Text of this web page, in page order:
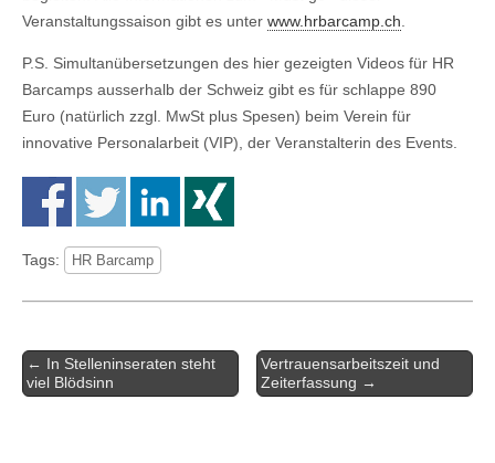
Veranstaltungssaison gibt es unter www.hrbarcamp.ch
P.S. Simultanübersetzungen des hier gezeigten Videos für HR
Barcamps ausserhalb der Schweiz gibt es für schlappe 890
Euro (natürlich zzgl. MwSt plus Spesen) beim Verein für
innovative Personalarbeit (VIP), der Veranstalterin des Events.
Tags: HR Barcamp
Artikel-
Navigation
← In Stelleninseraten steht
viel Blödsinn
Vertrauensarbeitszeit und
Zeiterfassung →